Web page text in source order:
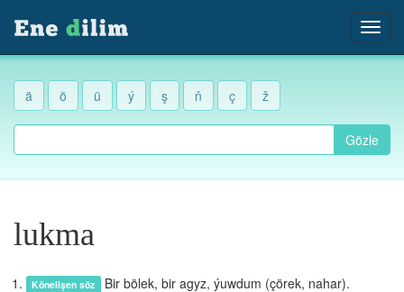
ä ö ü ý ş ň ç ž
Gözle
lukma
Könelişen söz Bir bölek, bir agyz, ýuwdum (çörek, nahar).